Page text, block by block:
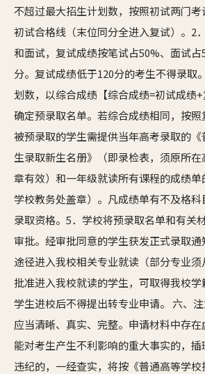
不超过最大招生计划数，按照初试两门
初试合格线（末位同分全进入复试）。2
和面试，复试成绩按笔试占50%、面试
分。复试成绩低于120分的考生不得录取
划数，以综合成绩【综合成绩=初试成绩+
确定预录取名单。若综合成绩相同，按照
被预录取的学生需提供当年高考录取的
生录取新生名册》（即录检表，须原所
章有效）和一年级就读所有课程的成绩
学校教务处盖章）。凡成绩单有不及格
录取资格。5．学校将预录取名单和有关
审批。经审批同意的学生获发正式录取
途径进入我校相关专业就读（部分专业
批准进入我校就读的学生，可取得我校
学生进校后不得提出转专业申请。 六、
应当清晰、真实、完整。申请材料中存
能对考生产生不利影响的重大事实的，
违纪的，一经查实，将按《普通高等学